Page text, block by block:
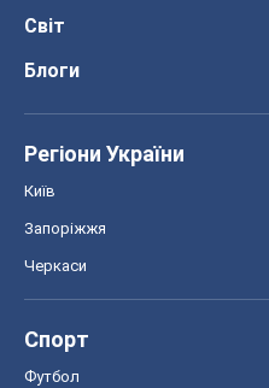
Світ
Блоги
Регіони України
Київ
Запоріжжя
Черкаси
Спорт
Футбол